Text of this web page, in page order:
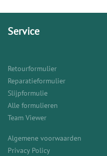
Service
Retourformulier
Reparatieformulier
Slijpformulie
Alle formulieren
Team Viewer
Algemene voorwaarden
Privacy Policy